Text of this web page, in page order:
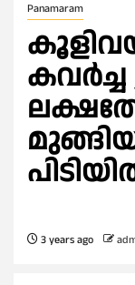
Panamaram
കവർച്ച
3 years ago